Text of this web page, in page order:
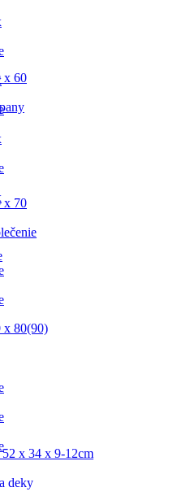
deky
x 60
x 70
x 80(90)
x 34 x 9-12cm